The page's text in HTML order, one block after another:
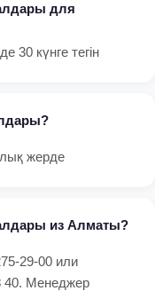
для
30 күнге тегін
жерде
из Алматы?
29-00 или
40. Менеджер